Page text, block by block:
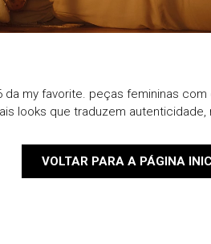
my favorite. peças femininas
looks que traduzem
VOLTAR PARA A PÁGINA